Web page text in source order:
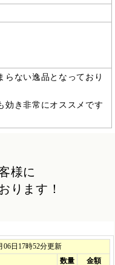
らない逸品となっており
効き非常にオススメです
様に
ります！